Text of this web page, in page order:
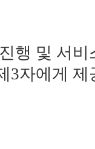
행 및 서
3자에게